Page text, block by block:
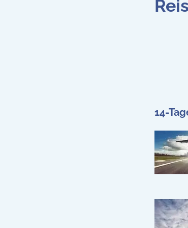
14-